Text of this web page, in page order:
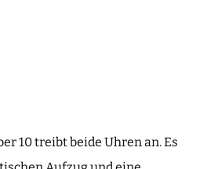
10 treibt beide Uhren an. Es